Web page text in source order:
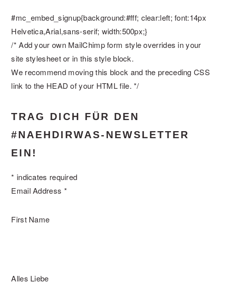
#mc_embed_signup{background:#fff; clear:left; font:14px
Helvetica,Arial,sans-serif; width:500px;}
/* Add your own MailChimp form style overrides in your
site stylesheet or in this style block.
We recommend moving this block and the preceding CSS
link to the HEAD of your HTML file. */
TRAG DICH FÜR DEN
#NAEHDIRWAS-NEWSLETTER
EIN!
* indicates required
Email Address *
First Name
Alles Liebe